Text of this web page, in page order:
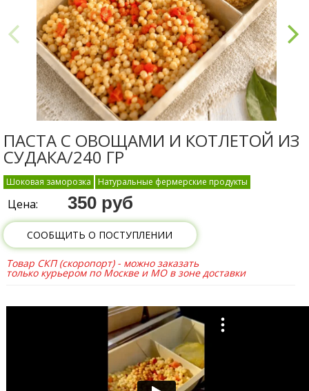
ПАСТА С ОВОЩАМИ И КОТЛЕТОЙ ИЗ
СУДАКА/240 ГР
Шоковая заморозка Натуральные фермерские продукты
Цена: 350 руб
СООБЩИТЬ О ПОСТУПЛЕНИИ
Товар СКП (скоропорт) - можно заказать
только курьером по Москве и МО в зоне доставки